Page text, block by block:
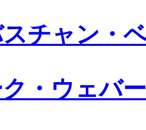
チャン・
・ウェバー